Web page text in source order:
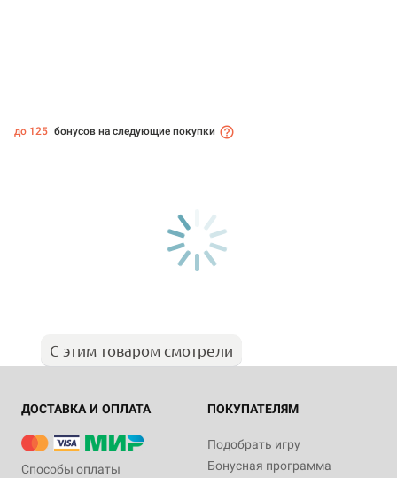
до 125 бонусов на следующие покупки
С этим товаром смотрели
ДОСТАВКА И ОПЛАТА
Способы оплаты
ПОКУПАТЕЛЯМ
Подобрать игру
Бонусная программа